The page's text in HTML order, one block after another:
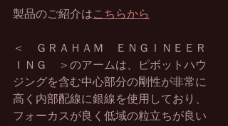
製品のご紹介はこちらから
＜　ＧＲＡＨＡＭ　ＥＮＧＩＮＥＥＲ
ＩＮＧ　＞のアームは、ピボットハウ
ジングを含む中心部分の剛性が非常に
高く内部配線に銀線を使用しており、
フォーカスが良く低域の粒立ちが良い